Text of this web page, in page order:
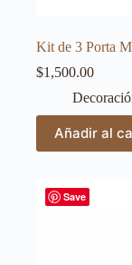
Kit de 3 Porta
$1,500.00
Añadir al
Save